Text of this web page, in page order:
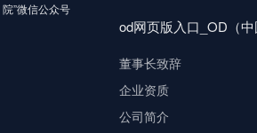
院”微信公众号
od网页版入口_OD（
董事长致辞
企业资质
公司简介